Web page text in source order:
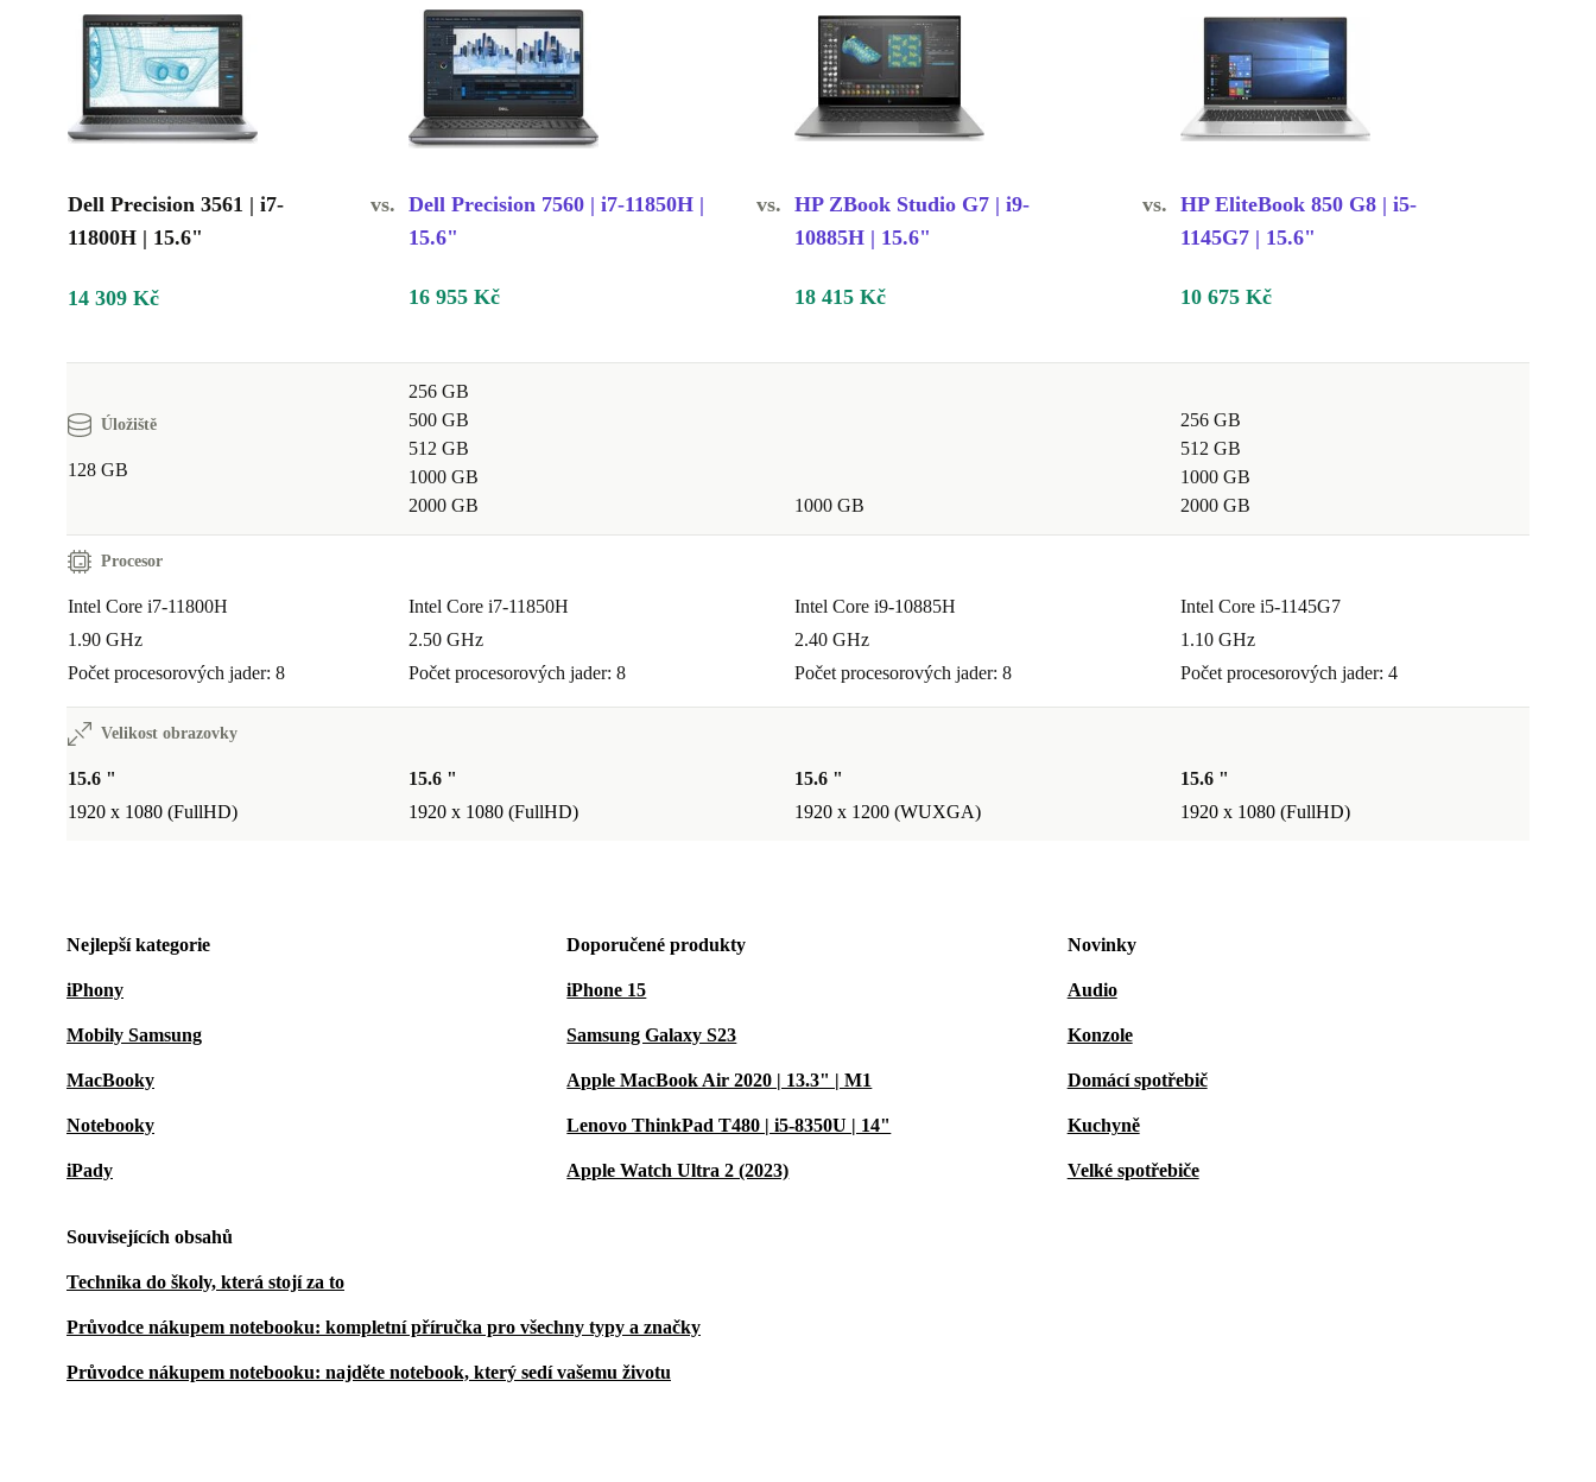
Dell Precision 3561 | i7-
11800H | 15.6"
vs. Dell Precision 7560 | i7-11850H |
15.6"
vs. HP ZBook Studio G7 | i9-
10885H | 15.6"
vs. HP EliteBook 850 G8 | i5-
1145G7 | 15.6"
14 309 Kč 16 955 Kč 18 415 Kč 10 675 Kč
Úložiště
128 GB
256 GB
500 GB
512 GB
1000 GB
2000 GB
1000 GB
256 GB
512 GB
1000 GB
2000 GB
Procesor
Intel Core i7-11800H
1.90 GHz
Počet procesorových jader: 8
Intel Core i7-11850H
2.50 GHz
Počet procesorových jader: 8
Intel Core i9-10885H
2.40 GHz
Počet procesorových jader: 8
Intel Core i5-1145G7
1.10 GHz
Počet procesorových jader: 4
Velikost obrazovky
15.6 "
1920 x 1080 (FullHD)
15.6 "
1920 x 1080 (FullHD)
15.6 "
1920 x 1200 (WUXGA)
15.6 "
1920 x 1080 (FullHD)
Nejlepší kategorie
iPhony
Mobily Samsung
MacBooky
Notebooky
iPady
Doporučené produkty
iPhone 15
Samsung Galaxy S23
Apple MacBook Air 2020 | 13.3" | M1
Lenovo ThinkPad T480 | i5-8350U | 14"
Apple Watch Ultra 2 (2023)
Novinky
Audio
Konzole
Domácí spotřebič
Kuchyně
Velké spotřebiče
Souvisejících obsahů
Technika do školy, která stojí za to
Průvodce nákupem notebooku: kompletní příručka pro všechny typy a značky
Průvodce nákupem notebooku: najděte notebook, který sedí vašemu životu